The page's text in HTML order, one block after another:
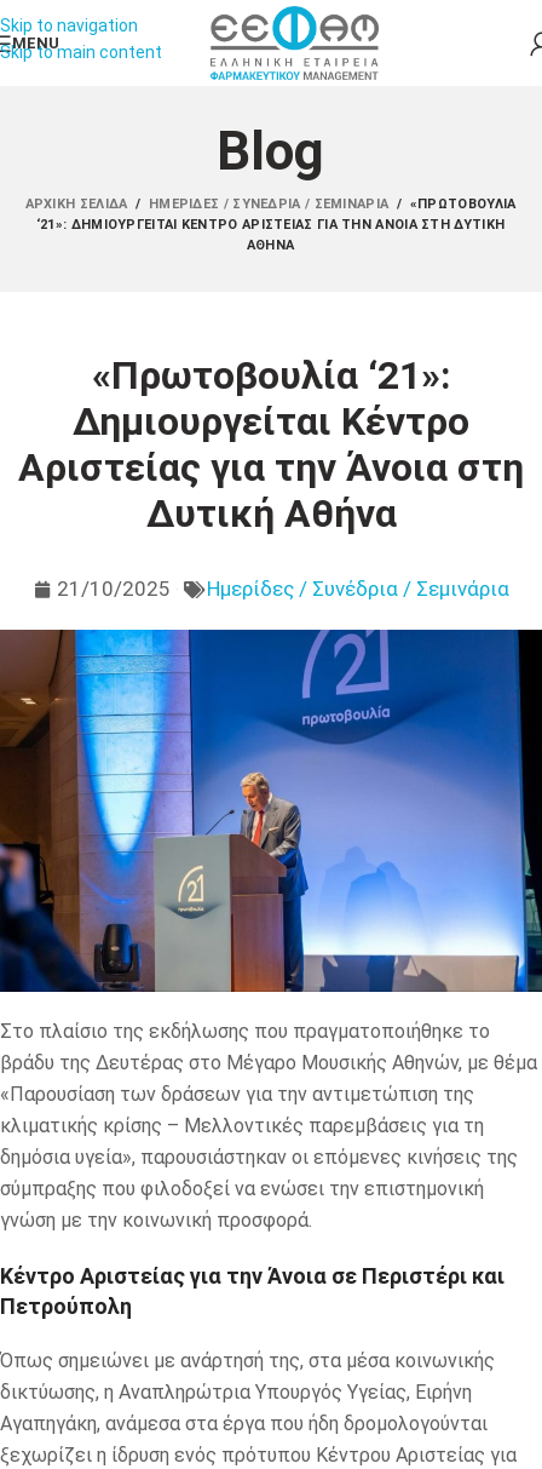
Skip to navigation
Skip to main content
MENU
Blog
ΑΡΧΙΚΉ ΣΕΛΊΔΑ / ΗΜΕΡΊΔΕΣ / ΣΥΝΈΔΡΙΑ / ΣΕΜΙΝΆΡΙΑ / «ΠΡΩΤΟΒΟΥΛΊΑ
‘21»: ΔΗΜΙΟΥΡΓΕΊΤΑΙ ΚΈΝΤΡΟ ΑΡΙΣΤΕΊΑΣ ΓΙΑ ΤΗΝ ΆΝΟΙΑ ΣΤΗ ΔΥΤΙΚΉ
ΑΘΉΝΑ
«Πρωτοβουλία ‘21»:
Δημιουργείται Κέντρο
Αριστείας για την Άνοια στη
Δυτική Αθήνα
21/10/2025 Ημερίδες / Συνέδρια / Σεμινάρια
Στο πλαίσιο της εκδήλωσης που πραγματοποιήθηκε το
βράδυ της Δευτέρας στο Μέγαρο Μουσικής Αθηνών, με θέμα
«Παρουσίαση των δράσεων για την αντιμετώπιση της
κλιματικής κρίσης – Μελλοντικές παρεμβάσεις για τη
δημόσια υγεία», παρουσιάστηκαν οι επόμενες κινήσεις της
σύμπραξης που φιλοδοξεί να ενώσει την επιστημονική
γνώση με την κοινωνική προσφορά.
Κέντρο Αριστείας για την Άνοια σε Περιστέρι και
Πετρούπολη
Όπως σημειώνει με ανάρτησή της, στα μέσα κοινωνικής
δικτύωσης, η Αναπληρώτρια Υπουργός Υγείας, Ειρήνη
Αγαπηγάκη, ανάμεσα στα έργα που ήδη δρομολογούνται
ξεχωρίζει η ίδρυση ενός πρότυπου Κέντρου Αριστείας για